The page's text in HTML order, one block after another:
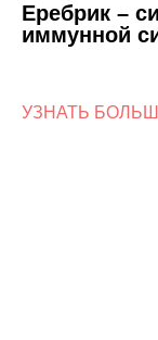
Еребрик –
иммунной
УЗНАТЬ